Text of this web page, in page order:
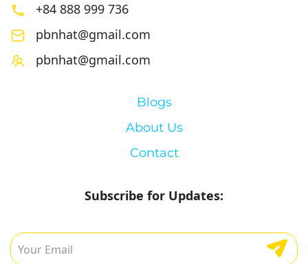
+84 888 999 736
pbnhat@gmail.com
pbnhat@gmail.com
Blogs
About Us
Contact
Subscribe for Updates: